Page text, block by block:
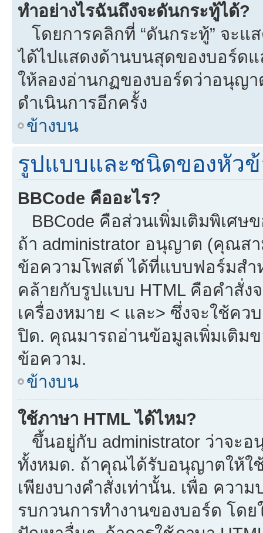
ทำอย่างไรฉันถึงจะดันกระทู้ได้?
โดยการคลิกที่ “ดันกระทู้” จะแ
ได้ไปแสดงด้านบนสุดของบอร์ด
ให้ลองอ่านกฏของบอร์ดว่าอนุญ
ดำเนินการอีกครั้ง
ข้างบน
รูปแบบและชนิดของหัว
BBCode คืออะไร?
BBCode คือส่วนเพิ่มเติมพิเศษ
ถ้า administrator อนุญาต (คุณส
ข้อความโพสต์ ได้ที่แบบฟอร์มสำ
คล้ายกับรูปแบบ HTML คือคำสั่ง
เครื่องหมาย < และ> ซึ่งจะใช้ค
ปิด. คุณมารถอ่านข้อมูลเพิ่มเติม
ข้อความ.
ข้างบน
ใช้ภาษา HTML ได้ไหม?
ขึ้นอยู่กับ administrator ว่าจะ
ทั้งหมด. ถ้าคุณได้รับอนุญาตให้ใ
เพียงบางคำสั่งเท่านั้น. เพื่อ ควา
รบกวนการทำงานของบอร์ด โด